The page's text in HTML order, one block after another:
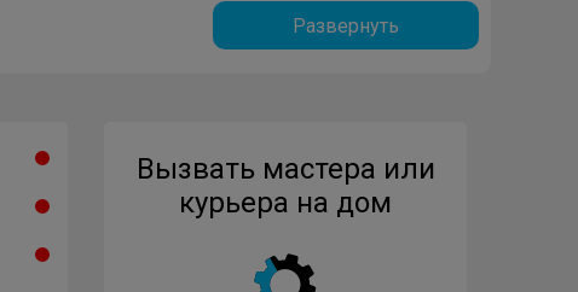
Развернуть
Вызвать мастера или
курьера на дом